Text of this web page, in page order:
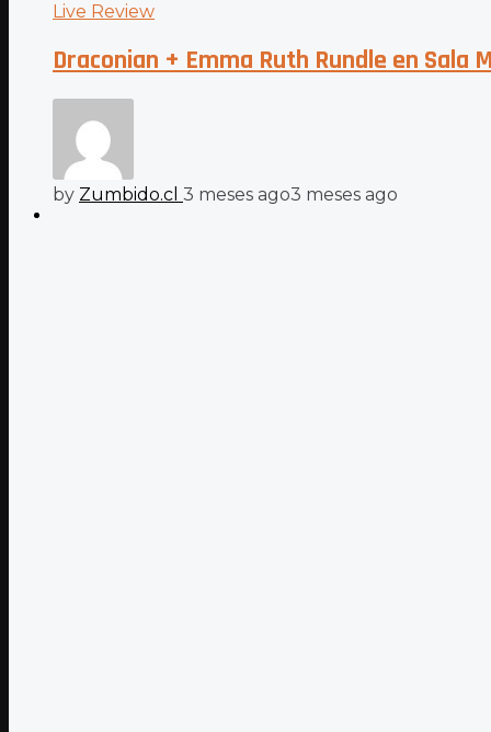
Live Review
Draconian + Emma Ruth Rundle en
by Zumbido.cl 3 meses ago3 meses ago